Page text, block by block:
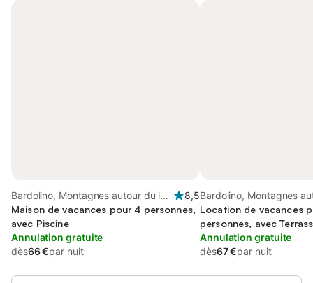
Bardolino, Montagnes autour du lac
de Garde
8,5
Maison de vacances pour 4 personnes,
avec Piscine
Annulation gratuite
dès66 €par nuit
Bardolino, Montagnes
de Garde
Location de vacances
personnes, avec
Annulation gratuite
dès67 €par nuit